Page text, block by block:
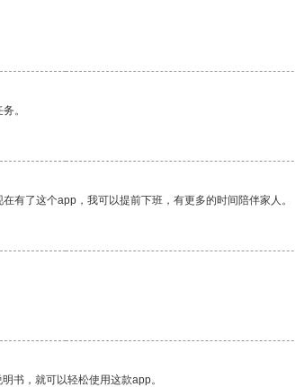
。
有了这个app，我可以提前下班，有更多的时间陪伴家人。
书，就可以轻松使用这款app。